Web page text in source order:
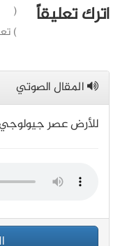
اترك تعليقاً
(
)
المقال الصوتي
للأرض عصر